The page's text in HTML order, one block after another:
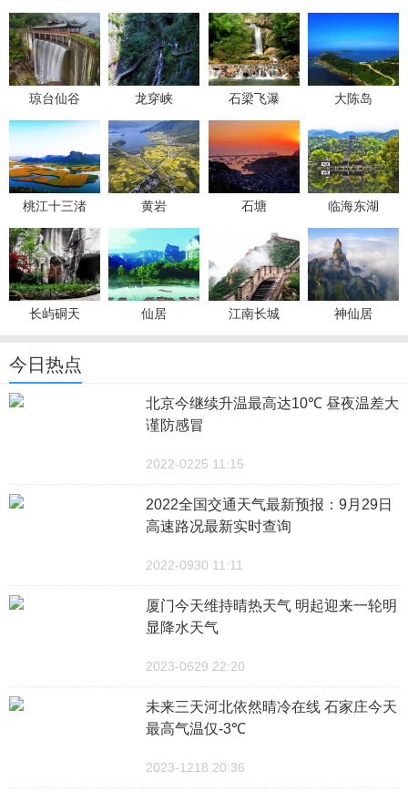
琼台仙谷 龙穿峡 石梁飞瀑 大陈岛
桃江十三渚 黄岩 石塘 临海东湖
长屿硐天 仙居 江南长城 神仙居
今日热点
北京今继续升温最高达10℃ 昼夜温差大
谨防感冒
2022-0225 11:15
2022全国交通天气最新预报：9月29日
高速路况最新实时查询
2022-0930 11:11
厦门今天维持晴热天气 明起迎来一轮明
显降水天气
2023-0629 22:20
未来三天河北依然晴冷在线 石家庄今天
最高气温仅-3℃
2023-1218 20:36